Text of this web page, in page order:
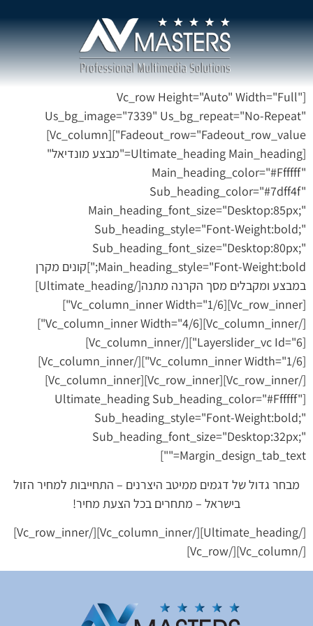
[vc_row Height="auto" Width="full"
Us_bg_image="7339" Us_bg_repeat="no-Repeat"
Fadeout_row="fadeout_row_value"][vc_column]
[ultimate_heading Main_heading="מבצע מונדיאל"
Main_heading_color="#ffffff"
Sub_heading_color="#7dff4f"
Main_heading_font_size="desktop:85px;"
Sub_heading_style="font-Weight:bold;"
Sub_heading_font_size="desktop:80px;"
Main_heading_style="font-Weight:bold;"]קונים מקרן
במבצע ומקבלים מסך הקרנה מתנה[/ultimate_heading]
[vc_row_inner][vc_column_inner Width="1/6"]
[/vc_column_inner][vc_column_inner Width="4/6"]
[layerslider_vc Id="6"][/vc_column_inner]
[vc_column_inner Width="1/6"][/vc_column_inner]
[/vc_row_inner][vc_row_inner][vc_column_inner]
[ultimate_heading Sub_heading_color="#ffffff"
Sub_heading_style="font-Weight:bold;"
Sub_heading_font_size="desktop:32px;"
Margin_design_tab_text=""]
מבחר גדול של דגמים ממיטב היצרנים – התחייבות למחיר הזול
בישראל – מתחרים בכל הצעת מחיר!
[/ultimate_heading][/vc_column_inner][/vc_row_inner]
[/vc_column][/vc_row]